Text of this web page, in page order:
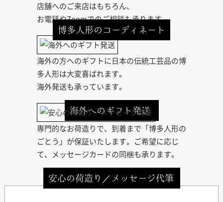
博多人形のコーディネート
店舗へのご来店はもちろん、
お電話やZoomでのご相談も承ります。
海外へのギフト発送
海外の方へのギフトに日本の伝統工芸品の博
多人形は大変喜ばれます。
海外発送も承っています。
安心の荷造り／メッセージ代筆
専門的なお荷造りで、到着まで「博多人形の
ごとう」が保証いたします。ご希望に応じ
て、メッセージカードの同梱も承ります。